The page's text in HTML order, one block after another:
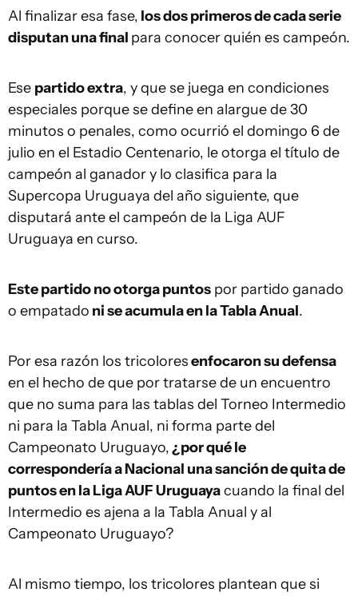
Al finalizar esa fase, los dos primeros de cada serie
disputan una final para conocer quién es campeón.
Ese partido extra, y que se juega en condiciones
especiales porque se define en alargue de 30
minutos o penales, como ocurrió el domingo 6 de
julio en el Estadio Centenario, le otorga el título de
campeón al ganador y lo clasifica para la
Supercopa Uruguaya del año siguiente, que
disputará ante el campeón de la Liga AUF
Uruguaya en curso.
Este partido no otorga puntos por partido ganado
o empatado ni se acumula en la Tabla Anual.
Por esa razón los tricoloresenfocaron su defensa
en el hecho de que por tratarse de un encuentro
que no suma para las tablas del Torneo Intermedio
ni para la Tabla Anual, ni forma parte del
Campeonato Uruguayo,¿por qué le
correspondería a Nacional una sanción de quita de
puntos en la Liga AUF Uruguayacuando la final del
Intermedio es ajena a la Tabla Anual y al
Campeonato Uruguayo?
Al mismo tiempo, los tricolores plantean que si